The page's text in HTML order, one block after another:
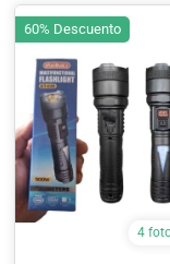
4
60% Descuento